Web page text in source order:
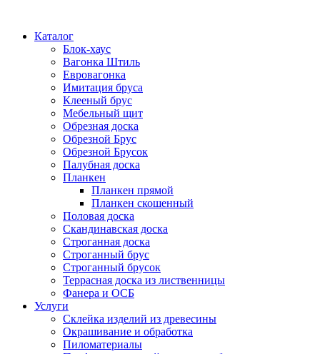
Каталог
Блок-хаус
Вагонка Штиль
Евровагонка
Имитация бруса
Клееный брус
Мебельный щит
Обрезная доска
Обрезной Брус
Обрезной Брусок
Палубная доска
Планкен
Планкен прямой
Планкен скошенный
Половая доска
Скандинавская доска
Строганная доска
Строганный брус
Строганный брусок
Террасная доска из лиственницы
Фанера и ОСБ
Услуги
Склейка изделий из древесины
Окрашивание и обработка
Пиломатериалы